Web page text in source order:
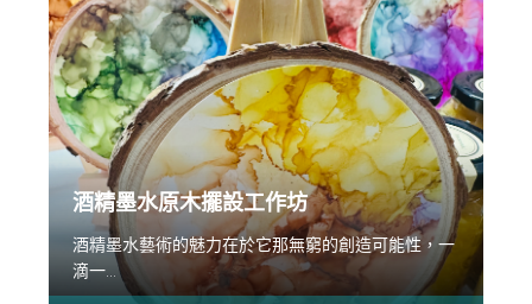
酒精墨水原木擺設工作坊
酒精墨水藝術的魅力在於它那無窮的創造可能性，一
滴一...